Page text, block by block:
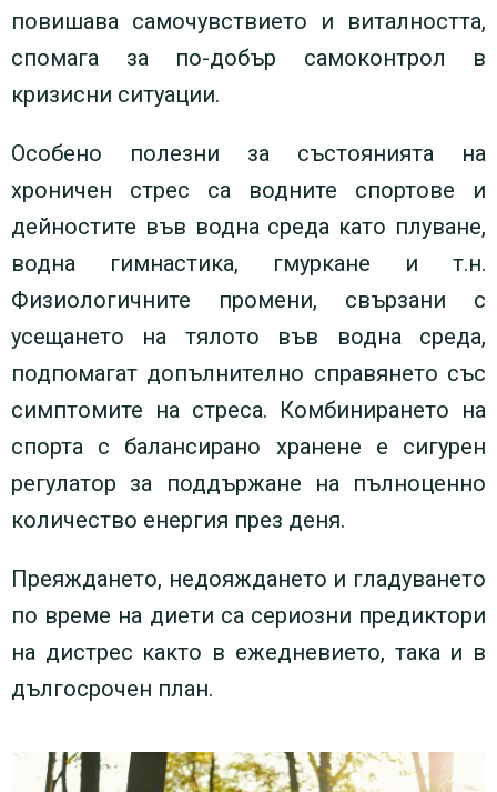
повишава самочувствието и виталността,
спомага за по-добър самоконтрол в
кризисни ситуации.
Особено полезни за състоянията на
хроничен стрес са водните спортове и
дейностите във водна среда като плуване,
водна гимнастика, гмуркане и т.н.
Физиологичните промени, свързани с
усещането на тялото във водна среда,
подпомагат допълнително справянето със
симптомите на стреса. Комбинирането на
спорта с балансирано хранене е сигурен
регулатор за поддържане на пълноценно
количество енергия през деня.
Преяждането, недояждането и гладуването
по време на диети са сериозни предиктори
на дистрес както в ежедневието, така и в
дългосрочен план.